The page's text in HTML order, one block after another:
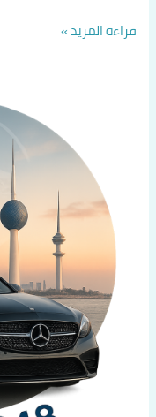
قراءة المزيد »
اتصل
60036648